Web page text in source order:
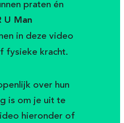
praten én
U Man
in deze video
fysieke kracht.
over hun
is om je uit te
hieronder of